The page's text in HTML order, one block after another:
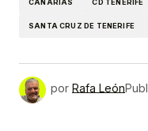
CANARIAS CD TENERIFE
SANTA CRUZ DE TENERIFE
por Rafa León